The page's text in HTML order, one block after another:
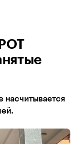
насчитывается